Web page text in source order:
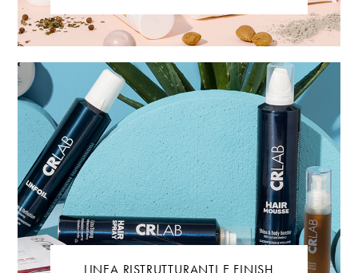
LINEA RISTRUTTURANTI E FINISH